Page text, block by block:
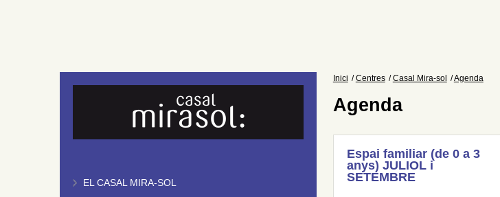
EL CASAL MIRA-SOL
Inici Centres Casal Mira-sol Agenda
Agenda
Espai familiar (de 0 a 3
anys) JULIOL i
SETEMBRE